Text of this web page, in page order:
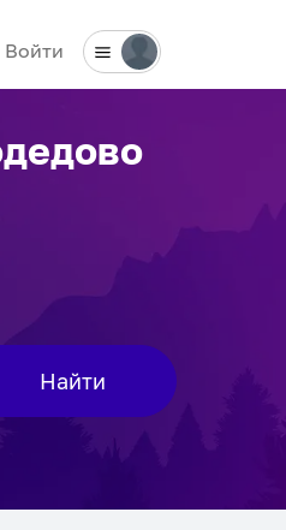
Войти
Найти